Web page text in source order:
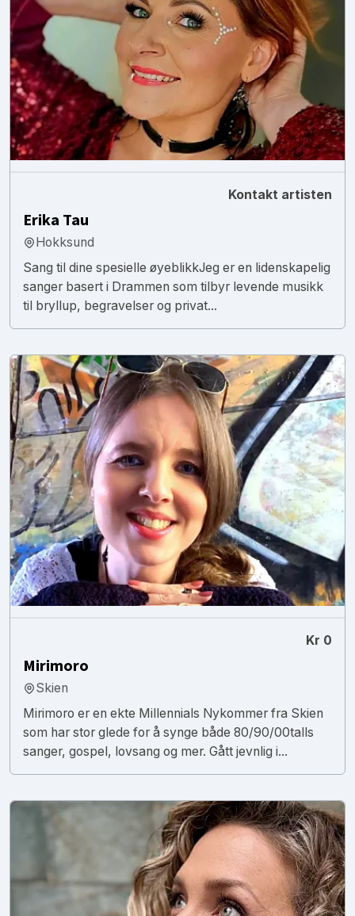
Kontakt artisten
Erika Tau
Hokksund
​Sang til dine spesielle øyeblikk ​Jeg er en lidenskapelig
sanger basert i Drammen som tilbyr levende musikk
til bryllup, begravelser og privat...
Kr 0
Mirimoro
Skien
Mirimoro er en ekte Millennials Nykommer fra Skien
som har stor glede for å synge både 80/90/00talls
sanger, gospel, lovsang og mer. Gått jevnlig i...